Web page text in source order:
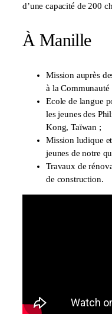
d’une capacité de 200
À Manille
Mission auprès
à la
Ecole de langue
les jeunes des
Kong, Taïwan ;
Mission ludique
jeunes de notre
Travaux de
de construction.